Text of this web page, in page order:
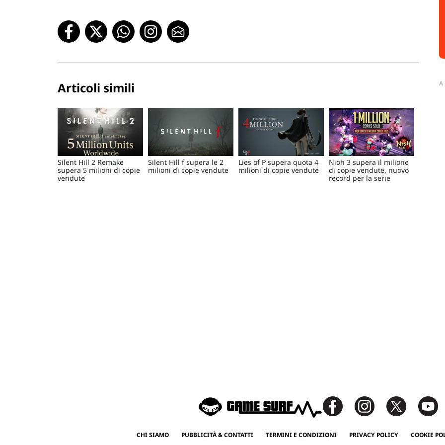
Articoli simili
Silent Hill 2 Remake
supera 5 milioni di copie
vendute
Silent Hill f supera le 2
milioni di copie vendute
Lies of P supera quota 4
milioni di copie vendute
Nioh 3 supera il milione
di copie vendute, nuovo
record per la serie
CHI SIAMO PUBBLICITÀ & CONTATTI TERMINI E CONDIZIONI PRIVACY POLICY COOKIE